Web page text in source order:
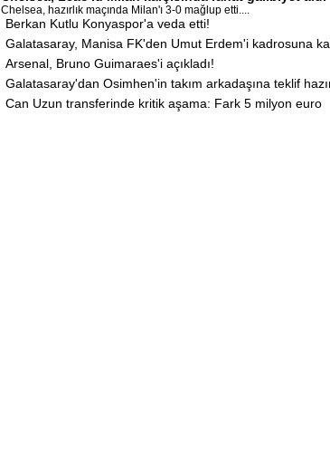
Chelsea, hazırlık maçında Milan'ı 3-0 mağlup etti....
Berkan Kutlu Konyaspor'a veda etti!
Galatasaray, Manisa FK'den Umut Erdem'i kadrosuna
Arsenal, Bruno Guimaraes'i açıkladı!
Galatasaray'dan Osimhen'in takım arkadaşına teklif
Can Uzun transferinde kritik aşama: Fark 5 milyon euro